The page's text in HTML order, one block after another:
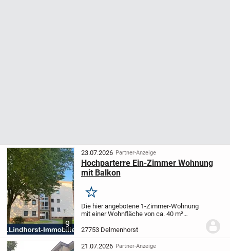
9
23.07.2026 Partner-Anzeige
Hochparterre Ein-Zimmer Wohnung
mit Balkon
Merken
Die hier angebotene 1-Zimmer-Wohnung
mit einer Wohnfläche von ca. 40 m²
gepflegten Mehrfamilienhauses. Sie
verfügt über ein Wohn- und Schlafzimmer,
eine Küche, ein...
27753 Delmenhorst
21.07.2026 Partner-Anzeige